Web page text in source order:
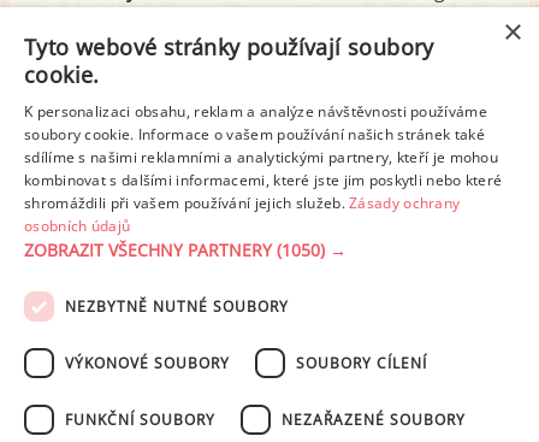
z toho cukr
11.46 g
Tuk
z toho nas. mastné kyseliny
5.71 g
0.86 g
Detailní rozpis
PODMÍNKY UŽITÍ ZÁSADY OCHRANY OSOBNÍCH ÚDAJŮ
NASTAVENÍ COOKIES
×
Tyto webové stránky používají soubory
cookie.
K personalizaci obsahu, reklam a analýze návštěvnosti používáme
soubory cookie. Informace o vašem používání našich stránek také
sdílíme s našimi reklamními a analytickými partnery, kteří je mohou
kombinovat s dalšími informacemi, které jste jim poskytli nebo které
shromáždili při vašem používání jejich služeb.Zásady ochrany
osobních údajů
ZOBRAZIT VŠECHNY PARTNERY(1050) →
NEZBYTNĚ NUTNÉ SOUBORY
VÝKONOVÉ SOUBORY SOUBORY CÍLENÍ
FUNKČNÍ SOUBORY NEZAŘAZENÉ SOUBORY